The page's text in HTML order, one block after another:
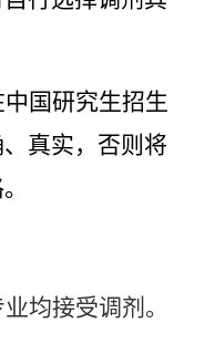
国研究生招生
真实，否则将
均接受调剂。